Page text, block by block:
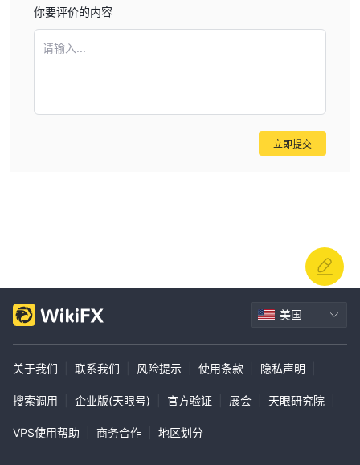
你要评价的内容
请输入...
立即提交
美国
关于我们 联系我们 风险提示 使用条款 隐私声明
搜索调用 企业版(天眼号) 官方验证 展会 天眼研究院
VPS使用帮助 商务合作 地区划分